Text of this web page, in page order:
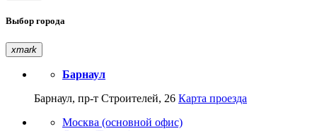
Выбор города
xmark
Барнаул
Барнаул, пр-т Строителей, 26 Карта проезда
Москва (основной офис)